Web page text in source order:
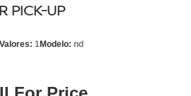
PICK-UP
Valores: 1Modelo: nd